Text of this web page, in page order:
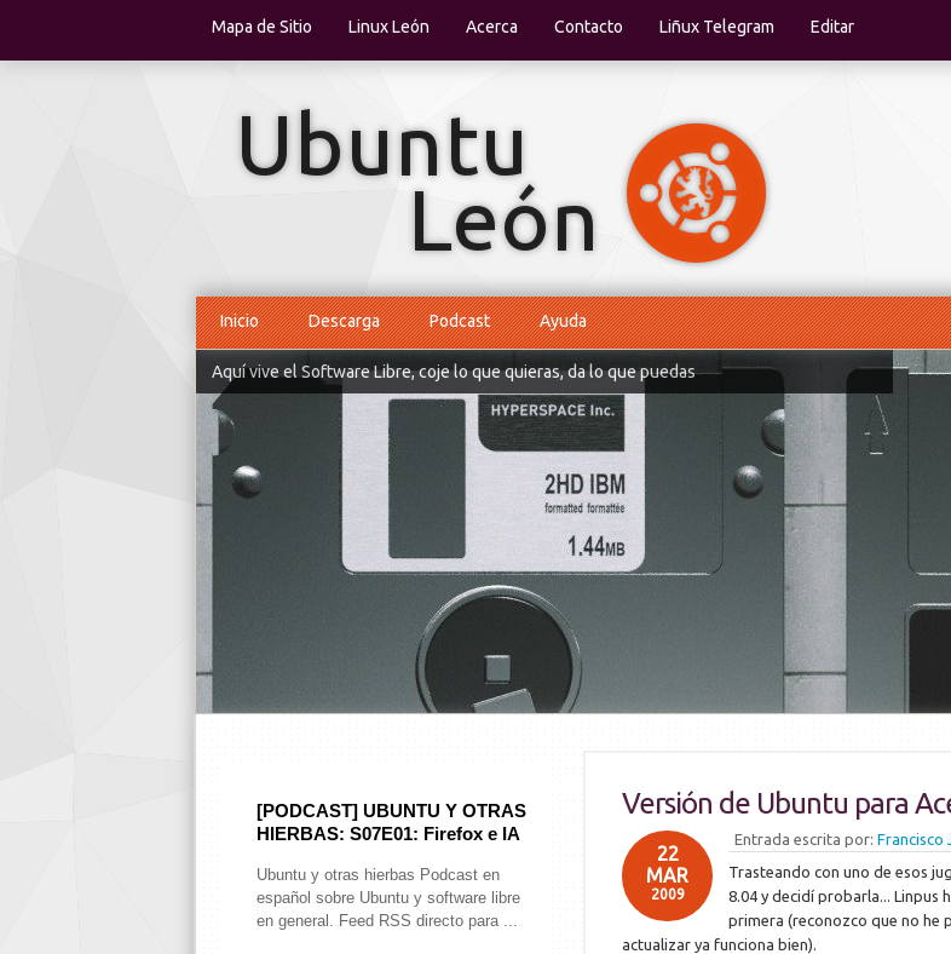
Mapa de Sitio Linux León Acerca Contacto Liñux Telegram Editar
Inicio Descarga Podcast Ayuda
Aquí vive el Software Libre, coje lo que quieras, da lo que puedas
Versión de Ubuntu para
Entrada escrita por: Francisco
22
MAR
2009
Trasteando con uno de esos
8.04 y decidí probarla... Linpus
primera (reconozco que no he
actualizar ya funciona bien).
[PODCAST] UBUNTU Y OTRAS
HIERBAS: S07E01: Firefox e IA
Ubuntu y otras hierbas Podcast en
español sobre Ubuntu y software libre
en general. Feed RSS directo para ...